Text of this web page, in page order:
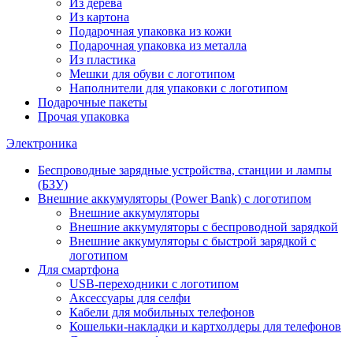
Из дерева
Из картона
Подарочная упаковка из кожи
Подарочная упаковка из металла
Из пластика
Мешки для обуви с логотипом
Наполнители для упаковки с логотипом
Подарочные пакеты
Прочая упаковка
Электроника
Беспроводные зарядные устройства, станции и лампы
(БЗУ)
Внешние аккумуляторы (Power Bank) с логотипом
Внешние аккумуляторы
Внешние аккумуляторы с беспроводной зарядкой
Внешние аккумуляторы с быстрой зарядкой с
логотипом
Для смартфона
USB-переходники с логотипом
Аксессуары для селфи
Кабели для мобильных телефонов
Кошельки-накладки и картхолдеры для телефонов